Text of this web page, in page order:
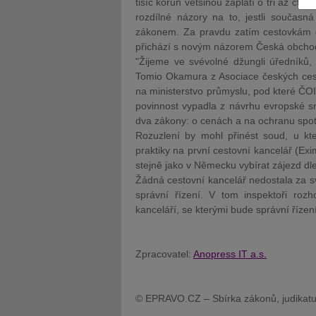
rozdílné názory na to, jestli
zákonem . Za pravdu zatím
přichází s novým názorem Česká
"Žijeme ve svévolné džungli
Tomio Okamura z Asociace českých
na ministerstvo průmyslu, pod které
povinnost vypadla z návrhu evropské
dva zákony: o cenách a na ochranu
Rozuzlení by mohl přinéstsoud , u
praktiky na první cestovní kancelář
stejně jako v Německu vybírat zájezd
Žádná cestovní kancelář nedostala za
správní řízení. V tom inspektoři
kanceláří, se kterými bude správní
Zpracovatel: Anopress IT a.s.
© EPRAVO.CZ – Sbírka zákonů,
JUDr. Tomáš Nielsen
JUDr.
Kurzy